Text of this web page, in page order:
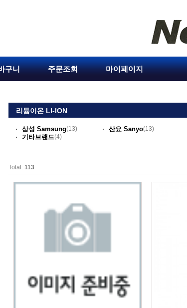
구니 주문조회 마이페이지
리튬이온 LI-ION
삼성 Samsung(13) 산요 Sanyo(13)
기타브랜드(4)
Total: 113